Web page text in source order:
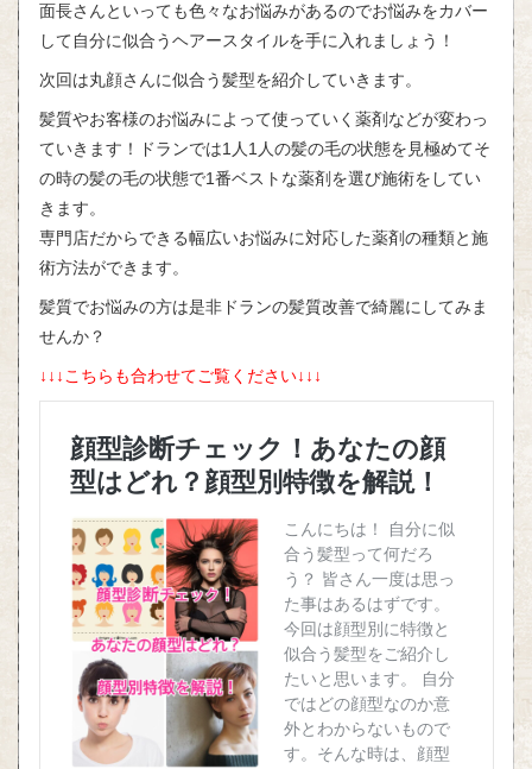
面長さんといっても色々なお悩みがあるのでお悩みをカバー
して自分に似合うヘアースタイルを手に入れましょう！
次回は丸顔さんに似合う髪型を紹介していきます。
髪質やお客様のお悩みによって使っていく薬剤などが変わっ
ていきます！ドランでは1人1人の髪の毛の状態を見極めてそ
の時の髪の毛の状態で1番ベストな薬剤を選び施術をしてい
きます。
専門店だからできる幅広いお悩みに対応した薬剤の種類と施
術方法ができます。
髪質でお悩みの方は是非ドランの髪質改善で綺麗にしてみま
せんか？
↓↓↓こちらも合わせてご覧ください↓↓↓